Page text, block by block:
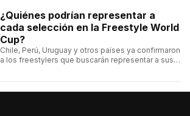
¿Quiénes podrían representar a
cada selección en la Freestyle World
Cup?
Chile, Perú, Uruguay y otros países ya confirmaron
a los freestylers que buscarán representar a sus